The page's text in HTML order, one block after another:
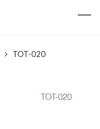
TOT-020